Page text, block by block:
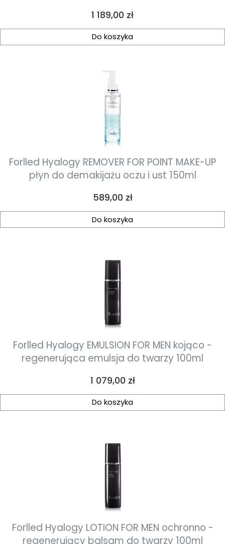
Cena
1 189,00 zł
Do koszyka
Forlled Hyalogy REMOVER FOR POINT MAKE-UP
płyn do demakijażu oczu i ust 150ml
Cena
589,00 zł
Do koszyka
Forlled Hyalogy EMULSION FOR MEN kojąco -
regenerująca emulsja do twarzy 100ml
Cena
1 079,00 zł
Do koszyka
Forlled Hyalogy LOTION FOR MEN ochronno -
regenerujący balsam do twarzy 100ml